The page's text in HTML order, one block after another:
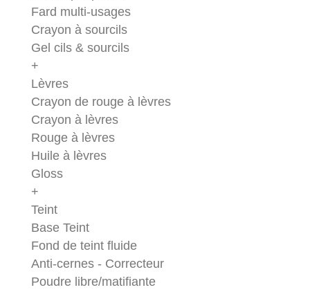
Fard multi-usages
Crayon à sourcils
Gel cils & sourcils
+
Lèvres
Crayon de rouge à lèvres
Crayon à lèvres
Rouge à lèvres
Huile à lèvres
Gloss
+
Teint
Base Teint
Fond de teint fluide
Anti-cernes - Correcteur
Poudre libre/matifiante